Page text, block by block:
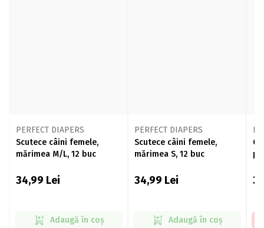
PERFECT DIAPERS
Scutece câini femele,
mărimea M/L, 12 buc
34,99 Lei
Adaugă în coș
PERFECT DIAPERS
Scutece câini femele,
mărimea S, 12 buc
34,99 Lei
Adaugă în coș